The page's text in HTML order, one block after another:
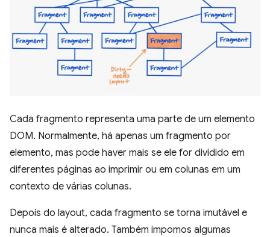
Cada fragmento representa uma parte de um elemento
DOM. Normalmente, há apenas um fragmento por
elemento, mas pode haver mais se ele for dividido em
diferentes páginas ao imprimir ou em colunas em um
contexto de várias colunas.
Depois do layout, cada fragmento se torna imutável e
nunca mais é alterado. Também impomos algumas